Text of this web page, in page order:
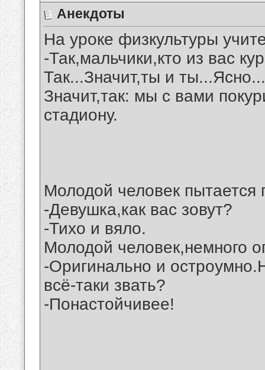
Анекдоты
На уроке физкультуры
-Так,мальчики,кто из вас
Так...Значит,ты и ты...Ясно...
Значит,так: мы с вами
стадиону.
Молодой человек пытается
-Девушка,как вас зовут?
-Тихо и вяло.
Молодой человек,немного
-Оригинально и
всё-таки звать?
-Понастойчивее!